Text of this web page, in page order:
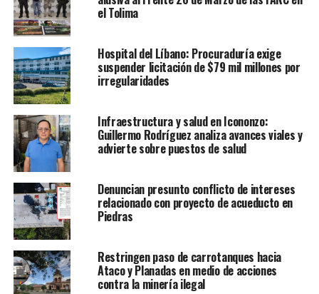
el Tolima
Hospital del Líbano: Procuraduría exige
suspender licitación de $79 mil millones por
irregularidades
Infraestructura y salud en Icononzo:
Guillermo Rodríguez analiza avances viales y
advierte sobre puestos de salud
Denuncian presunto conflicto de intereses
relacionado con proyecto de acueducto en
Piedras
Restringen paso de carrotanques hacia
Ataco y Planadas en medio de acciones
contra la minería ilegal